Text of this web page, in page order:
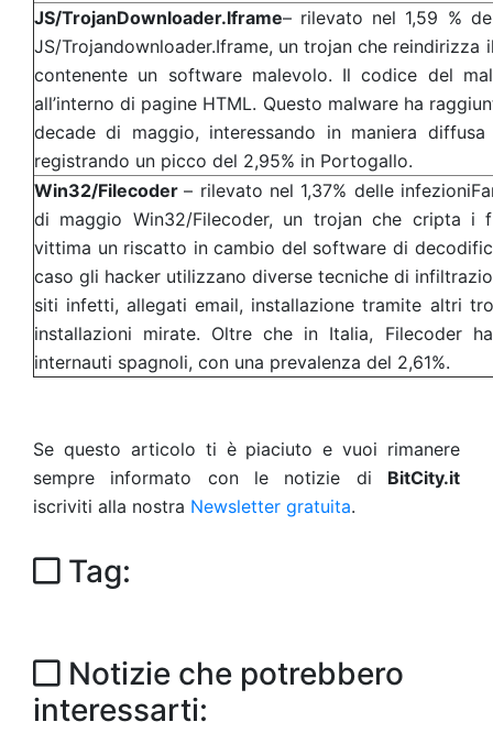
JS/TrojanDownloader.lframe– rilevato nel 1,59 %
JS/Trojandownloader.Iframe, un trojan che reindirizza
contenente un software malevolo. Il codice del
all’interno di pagine HTML. Questo malware ha
decade di maggio, interessando in maniera
registrando un picco del 2,95% in Portogallo.
Win32/Filecoder – rilevato nel 1,37% delle
di maggio Win32/Filecoder, un trojan che cripta i
vittima un riscatto in cambio del software di
caso gli hacker utilizzano diverse tecniche di
siti infetti, allegati email, installazione tramite altri
installazioni mirate. Oltre che in Italia, Filecoder
internauti spagnoli, con una prevalenza del 2,61%.
Se questo articolo ti è piaciuto e vuoi rimanere
sempre informato con le notizie di BitCity.it
iscriviti alla nostra Newsletter gratuita.
Tag:
Notizie che potrebbero
interessarti: